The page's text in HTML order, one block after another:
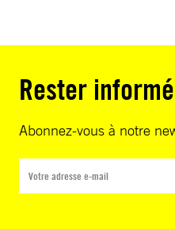
Rester
Abonnez-vous à notre